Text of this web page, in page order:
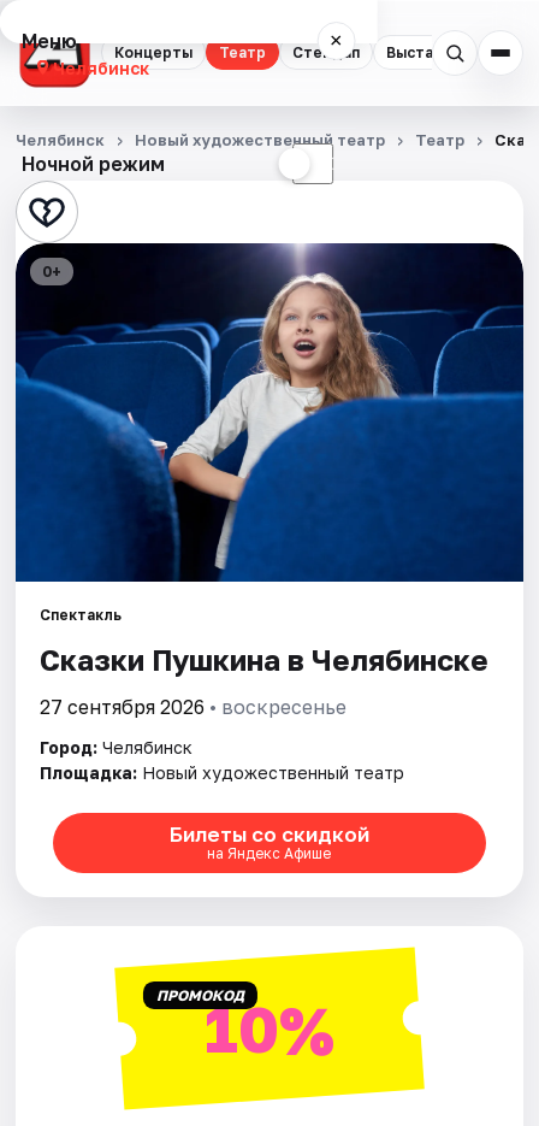
Концерты Театр Стендап Выставки
Меню ×
Челябинск
Концерты
Театр
Стендап
Квесты
Экскурсии
Площадки
Артисты
Рейтинги
Ночной режим ☾
Челябинск Новый художественный театр Театр
0+
Спектакль
Сказки Пушкина в Челябинске
27 сентября 2026 • воскресенье
Город: Челябинск
Площадка: Новый художественный театр
Билеты со скидкой
на Яндекс Афише
ПРОМОКОД10%